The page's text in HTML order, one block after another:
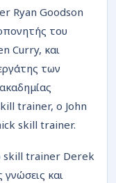
Ryan Goodson
του
Curry, και
των
trainer, o John
skill trainer.
skill trainer Derek
και